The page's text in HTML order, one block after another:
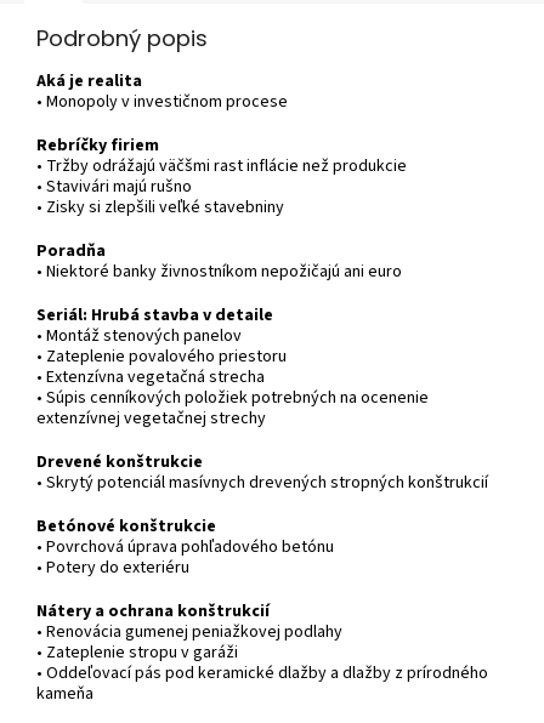
Podrobný popis
Aká je realita
• Monopoly v investičnom procese
Rebríčky firiem
• Tržby odrážajú väčšmi rast inflácie než produkcie
• Stavivári majú rušno
• Zisky si zlepšili veľké stavebniny
Poradňa
• Niektoré banky živnostníkom nepožičajú ani euro
Seriál: Hrubá stavba v detaile
• Montáž stenových panelov
• Zateplenie povalového priestoru
• Extenzívna vegetačná strecha
• Súpis cenníkových položiek potrebných na ocenenie
extenzívnej vegetačnej strechy
Drevené konštrukcie
• Skrytý potenciál masívnych drevených stropných konštrukcií
Betónové konštrukcie
• Povrchová úprava pohľadového betónu
• Potery do exteriéru
Nátery a ochrana konštrukcií
• Renovácia gumenej peniažkovej podlahy
• Zateplenie stropu v garáži
• Oddeľovací pás pod keramické dlažby a dlažby z prírodného
kameňa